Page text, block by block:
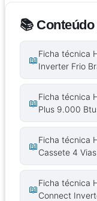
📚
📖
Ficha técnica
Inverter Frio
📖
Ficha técnica
Plus 9.000
📖
Ficha técnica
Cassete 4
📖
Ficha técnica
Connect